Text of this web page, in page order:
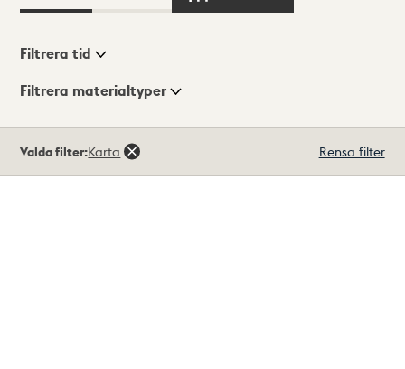
Visningsläge
Filtrera tid
Filtrera materialtyper
träffar
Valda filter:Karta Rensa filter